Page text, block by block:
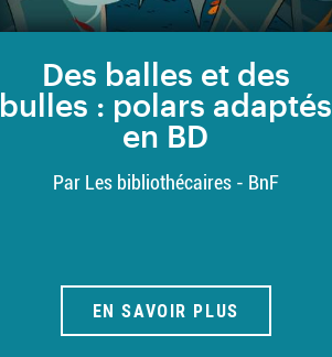
Des balles et des
bulles : polars adaptés
en BD
Par Les bibliothécaires - BnF
EN SAVOIR PLUS